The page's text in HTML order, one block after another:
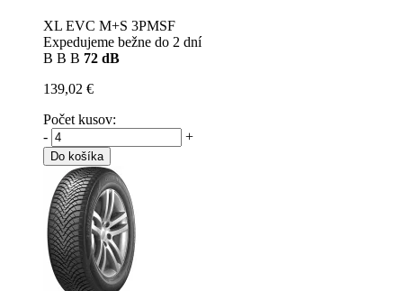
XL EVC M+S 3PMSF
Expedujeme bežne do 2 dní
B B B 72 dB
139,02 €
Počet kusov:
-
+
Do košíka